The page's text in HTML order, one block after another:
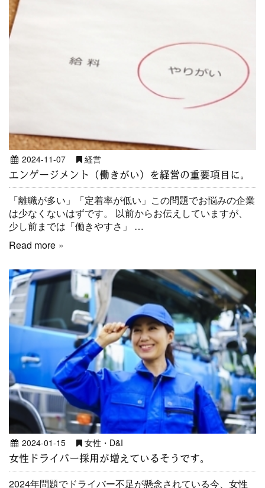
2024-11-07 経営
エンゲージメント（働きがい）を経営の重要項目に。
「離職が多い」「定着率が低い」この問題でお悩みの企業
は少なくないはずです。 以前からお伝えしていますが、
少し前までは「働きやすさ」 …
Read more
2024-01-15 女性・D&I
女性ドライバー採用が増えているそうです。
2024年問題でドライバー不足が懸念されている今、女性